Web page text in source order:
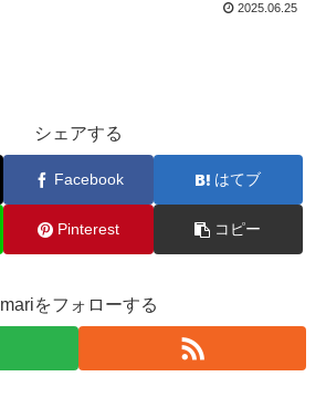
2025.06.25
シェアする
Facebook はてブ
Pinterest コピー
mariをフォローする